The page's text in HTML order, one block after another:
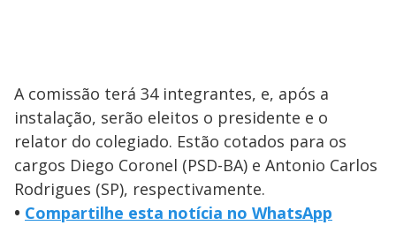
A comissão terá 34 integrantes, e, após a
instalação, serão eleitos o presidente e o
relator do colegiado. Estão cotados para os
cargos Diego Coronel (PSD-BA) e Antonio Carlos
Rodrigues (SP), respectivamente.
• Compartilhe esta notícia no WhatsApp